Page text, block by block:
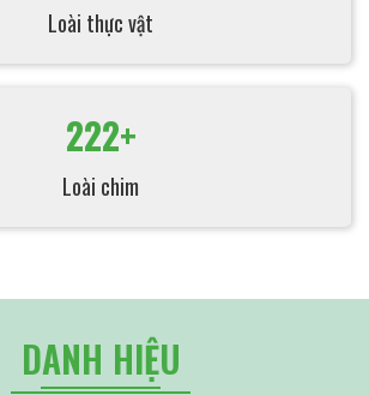
Loài thực vật
222+
Loài chim
DANH HIỆU